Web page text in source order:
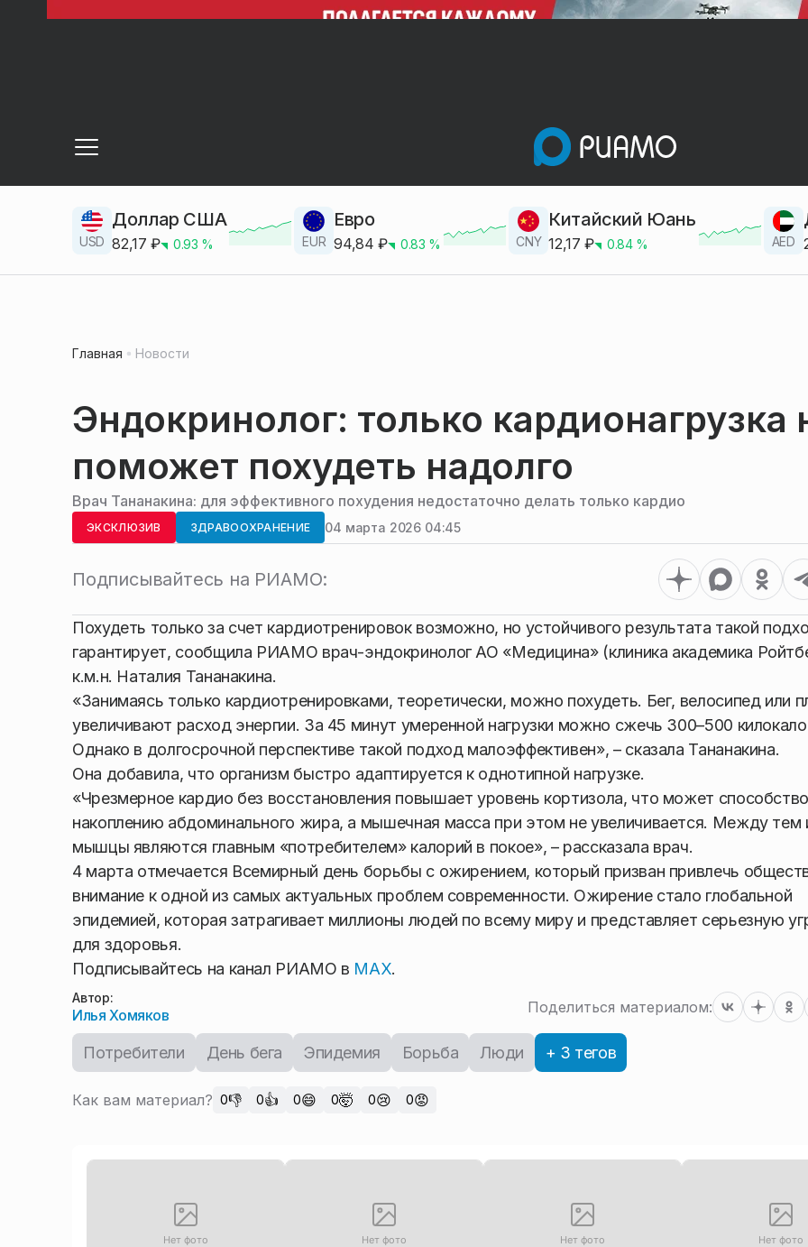
USD
Доллар США
82,17 ₽ 0.93 % EUR
Евро
94,84 ₽ 0.83 % CNY
Китайский Юань
12,17 ₽ 0.84% AED
Главная Новости
Эндокринолог: только кардионагрузка
поможет похудеть надолго
Врач Тананакина: для эффективного похудения недостаточно делать только кардио
ЭКСКЛЮЗИВ ЗДРАВООХРАНЕНИЕ 04 марта 2026 04:45
Подписывайтесь на РИАМО:
Похудеть только за счет кардиотренировок возможно, но устойчивого результата такой
гарантирует, сообщила РИАМО врач-эндокринолог АО «Медицина» (клиника академика
к.м.н. Наталия Тананакина.
«Занимаясь только кардиотренировками, теоретически, можно похудеть. Бег, велосипед или
увеличивают расход энергии. За 45 минут умеренной нагрузки можно сжечь 300–500
Однако в долгосрочной перспективе такой подход малоэффективен», – сказала Тананакина.
Она добавила, что организм быстро адаптируется к однотипной нагрузке.
«Чрезмерное кардио без восстановления повышает уровень кортизола, что может
накоплению абдоминального жира, а мышечная масса при этом не увеличивается. Между тем
мышцы являются главным «потребителем» калорий в покое», – рассказала врач.
4 марта отмечается Всемирный день борьбы с ожирением, который призван привлечь
внимание к одной из самых актуальных проблем современности. Ожирение стало глобальной
эпидемией, которая затрагивает миллионы людей по всему миру и представляет серьезную
для здоровья.
Подписывайтесь на канал РИАМО в MAX.
Автор:
Илья Хомяков Поделиться материалом:
Потребители День бега Эпидемия Борьба Люди + 3 тегов
Как вам материал? 0👎 0👍 0😄 0🤯 0😢 0😡
Нет фото Нет фото Нет фото Нет фото